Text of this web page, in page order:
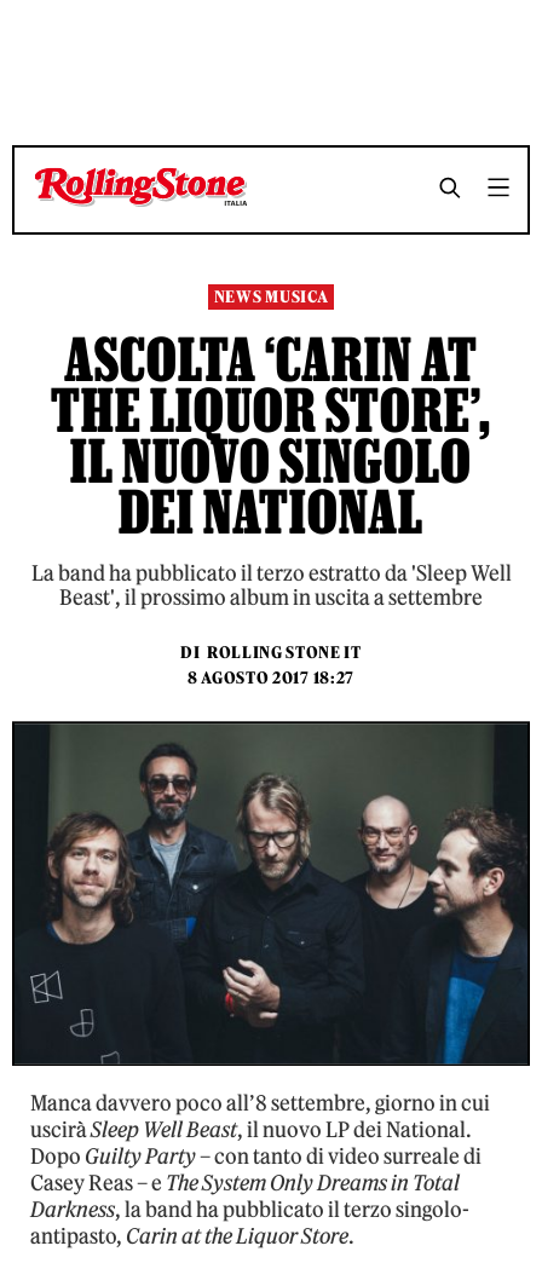
TEMPO DI LETTURA 2 MINUTI
TEMPO DI LETTURA 2 MINUTI
NEWS MUSICA
ASCOLTA ‘CARIN AT
THE LIQUOR STORE’,
IL NUOVO SINGOLO
DEI NATIONAL
La band ha pubblicato il terzo estratto da 'Sleep Well
Beast', il prossimo album in uscita a settembre
DI ROLLING STONE IT
8 AGOSTO 2017 18:27
Manca davvero poco all’8 settembre, giorno in cui
usciràSleep Well Beast, il nuovo LP dei National.
Dopo Guilty Party– con tanto di video surreale di
Casey Reas – e The System Only Dreams in Total
Darkness, la band ha pubblicato il terzo singolo-
antipasto, Carin at the Liquor Store.